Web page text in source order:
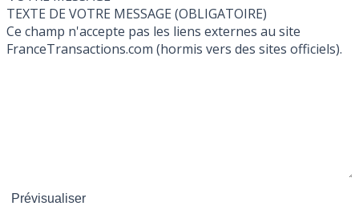
TEXTE DE VOTRE MESSAGE (OBLIGATOIRE)
Ce champ n'accepte pas les liens externes au site
FranceTransactions.com (hormis vers des sites officiels).